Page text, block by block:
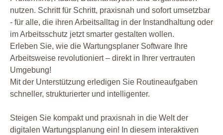
nutzen. Schritt für Schritt, praxisnah und sofort umsetzbar
- für alle, die ihren Arbeitsalltag in der Instandhaltung oder
im Arbeitsschutz jetzt smarter gestalten wollen.
Erleben Sie, wie die Wartungsplaner Software Ihre
Arbeitsweise revolutioniert – direkt in Ihrer vertrauten
Umgebung!
Mit der Unterstützung erledigen Sie Routineaufgaben
schneller, strukturierter und intelligenter.
Steigen Sie kompakt und praxisnah in die Welt der
digitalen Wartungsplanung ein! In diesem interaktiven